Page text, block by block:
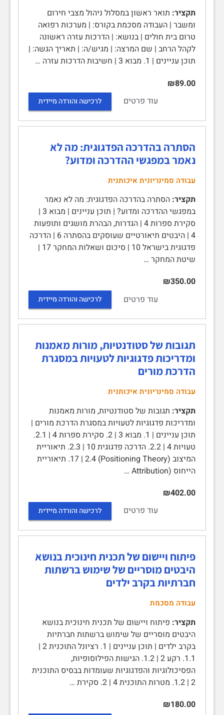
תקציר: תואר ראשון במסלול ניהול מצבי חירום
ומשבר | העבודה מסכמת בקורס: | מערכות רפואה
טרום בית חולים | בנושא: | הדרכות עזרה ראשונה
לקהל הרחב | שם המרצה: | מגיש/ה: | תאריך הגשה: |
תוכן עניינים | 1. מבוא 3 | חשיבות הדרכות עזרה …
₪89.00
עוד פרטים
לרכישה והורדה מיידית
הסתרה בהדרכה הפדגוגית: מה לא
נאמר במפגשי ההדרכה ומדוע?
עבודה סמינריונית איכותנית
תקציר: הסתרה בהדרכה הפדגוגית: מה לא נאמר
במפגשי ההדרכה ומדוע? | תוכן עניינים | מבוא 3 |
סקירת ספרות 4 | הגדרות, הבהרת מושגים ותופעות
4 | היבטים תיאורטיים שעוסקים בהסתרה 6 | הדרכה
פדגוגית בישראל 10 | סיכום ושאלות המחקר 17 |
שיטת המחקר …
₪350.00
עוד פרטים
לרכישה והורדה מיידית
תגובות של סטודנטיות, מורות מאמנות
ומדריכות פדגוגיות לטעויות במסגרת
הדרכת מורים
עבודה סמינריונית איכותנית
תקציר: תגובות של סטודנטיות, מורות מאמנות
ומדריכות פדגוגיות לטעויות במסגרת הדרכת מורים |
תוכן עניינים | 1. מבוא 3 | 2. סקירת ספרות 4 | 2.1.
טעויות 4 | 2.2. הדרכה פדגוגית 10 | 2.3. תיאוריית
המיצוב (Positioning Theory) 17 | 2.4. תיאוריית
הייחוס (Attribution …
₪402.00
עוד פרטים
לרכישה והורדה מיידית
פיתוח ויישום של תכנית חינוכית בנושא
היבטים מוסריים של שימוש ברשתות
חברתיות בקרב ילדים
עבודה מסכמת
תקציר: פיתוח ויישום של תכנית חינוכית בנושא
היבטים מוסריים של שימוש ברשתות חברתיות
בקרב ילדים | תוכן עניינים | 1. רציונל התוכנית 2 |
1.1. רקע 2 | 1.2. הגישות הפילוסופיות,
הפסיכולוגיות והפדגוגיות שעומדות בבסיס התוכנית
2 | 1.2. מטרות התוכנית 4 | 2. סקירת …
₪180.00